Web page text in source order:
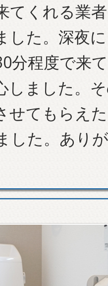
てくれる業
した。深夜
分程度で来
しました。
せてもらえ
した。あり